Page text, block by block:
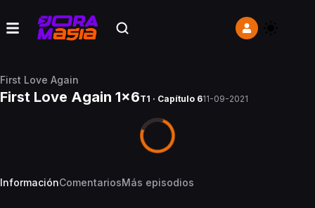
First Love Again
First Love Again 1x6T1 · Capítulo 611-09-2021
InformaciónComentariosMás episodios